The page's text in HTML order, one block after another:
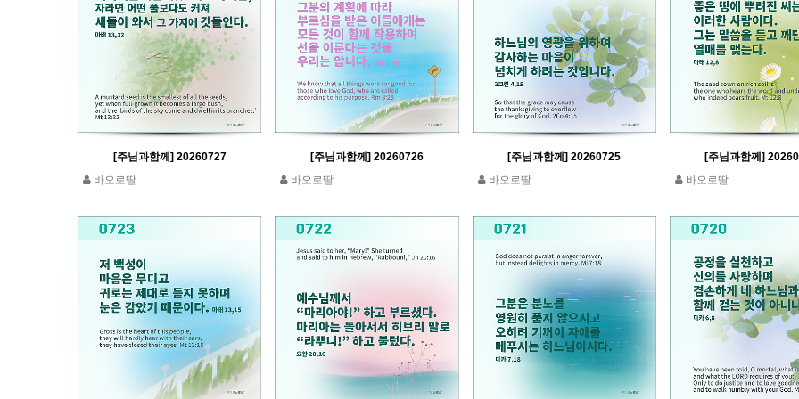
[주님과함께] 20260727
바오로딸
[주님과함께] 20260726
바오로딸
[주님과함께] 20260725
바오로딸
[주님과함께]
바오로딸